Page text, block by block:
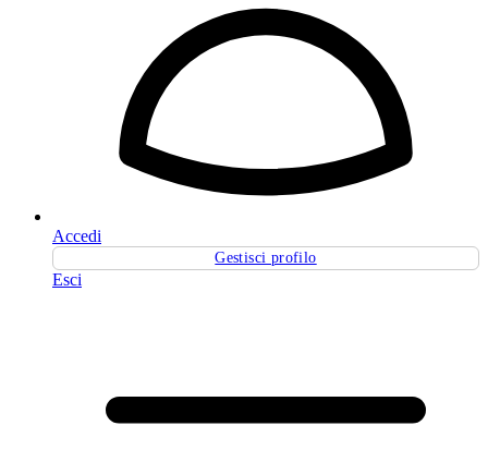
Accedi
Gestisci profilo
Esci